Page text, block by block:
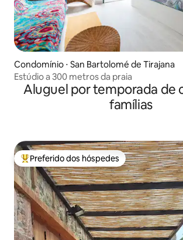
Condomínio ⋅ San Bartolomé de Tirajana
Estúdio a 300 metros da praia
Aluguel por temporada de
famílias
Entre os melhores preferidos dos
Preferido dos hóspedes